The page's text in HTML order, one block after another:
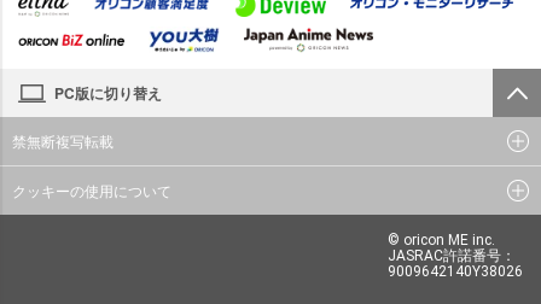
PC版に切り替え
禁無断複写転載
クッキーの使用について
© oricon ME inc.
JASRAC許諾番号：
9009642140Y38026